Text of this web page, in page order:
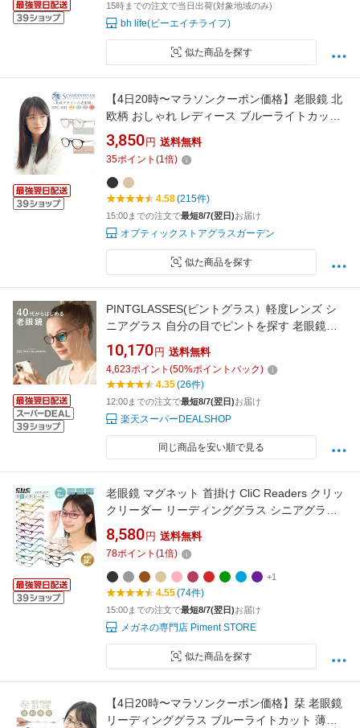
15時までの注文で当日出荷(対象地域のみ)
bh life(ビーエイチライフ)
似た商品を探す
【4日20時〜マラソンクーポン価格】老眼鏡 北
欧柄 おしゃれ レディース ブルーライトカット
かわいい 可愛い 女性 リーディンググラス ボス
トン ストライプ シニアグラス 肌に馴染むカラ
ー お揃い柄ケース付 40代 50代 60代 +1.0から
SCANDINAVIAN PATTERN SPC-007
3,850 円 送料無料
35ポイント (1倍)
4.58(215件)
15:00までの注文で最短8/7(翌日)お届け
オプティックストアグラスガーデン
似た商品を探す
PINTGLASSES(ピントグラス）軽度レンズ シ
ニアグラス 自分の目でピントを探す 老眼鏡
【訳あり品】 ＋0.0〜＋1.75
10,170 円 送料無料
4,623ポイント (50%ポイントバック)
4.35(26件)
12:00までの注文で最短8/7(翌日)お届け
楽天スーパーDEALSHOP
同じ商品を安い順で見る
老眼鏡 マグネット 首掛け CliC Readers クリッ
クリーダー リーディンググラス シニアグラス
レディース メンズ ユニセックス おしゃれ かわ
いい 軽い 軽量 火野正平 メガネ こころ 旅【国
内正規品】
8,580 円 送料無料
78ポイント (1倍)
+1
4.55(74件)
15:00までの注文で最短8/7(翌日)お届け
メガネの専門店 Piment STORE
似た商品を探す
【4日20時〜マラソンクーポン価格】栞 老眼鏡
リーディンググラス ブルーライトカット 薄型